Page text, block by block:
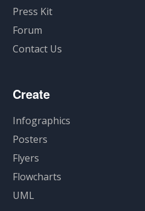
Press Kit
Forum
Contact Us
Create
Infographics
Posters
Flyers
Flowcharts
UML